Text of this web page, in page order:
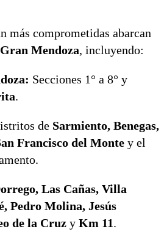
más comprometidas abarcan
Gran Mendoza, incluyendo:
Secciones 1° a 8° y
.
de Sarmiento, Benegas,
Francisco del Monte y el
Las Cañas, Villa
Pedro Molina, Jesús
de la Cruz y Km 11.